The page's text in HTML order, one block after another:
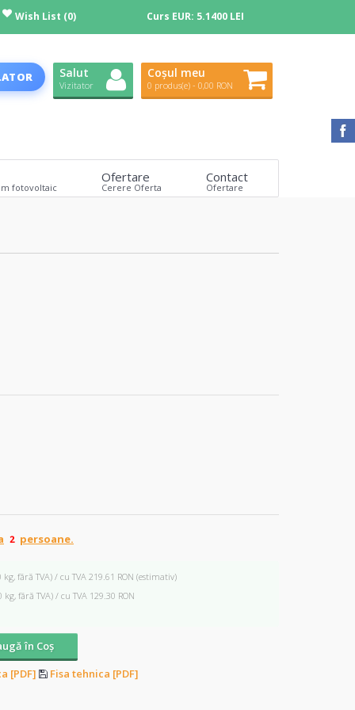
Wish List (0) Curs EUR: 5.1400 LEI
Salut
Vizitator
Coșul meu
0 produs(e) - 0,00 RON
fotovoltaic
Ofertare
Cerere Oferta
Contact
Ofertare
persoane.
kg, fără TVA) / cu TVA 219.61 RON (estimativ)
kg, fără TVA) / cu TVA 129.30 RON
în Coş
[PDF]
Fisa tehnica [PDF]